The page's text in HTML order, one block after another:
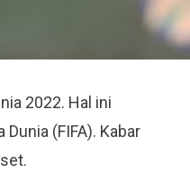
2022. Hal ini
(FIFA). Kabar